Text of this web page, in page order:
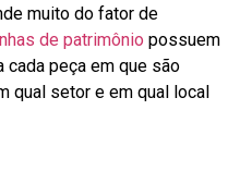
muito do fator de
de patrimônio possuem
peça em que são
qual setor e em qual local